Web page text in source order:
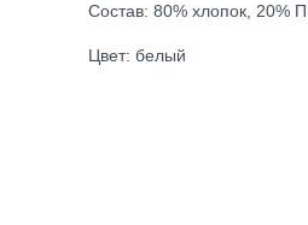
Состав: 80% хлопок, 20%
Цвет: белый